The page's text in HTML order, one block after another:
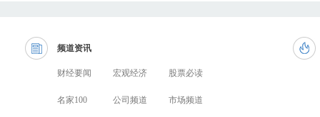
频道资讯
财经要闻 宏观经济 股票必读
名家100 公司频道 市场频道